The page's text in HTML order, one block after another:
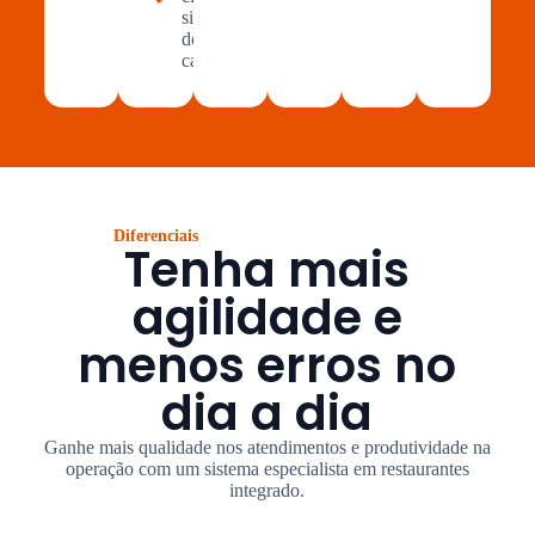
situação
do seu
caixa
Diferenciais
Tenha mais
agilidade e
menos erros no
dia a dia
Ganhe mais qualidade nos atendimentos e produtividade na
operação com um sistema especialista em restaurantes
integrado.